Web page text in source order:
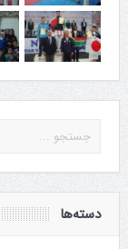
دسته‌ها